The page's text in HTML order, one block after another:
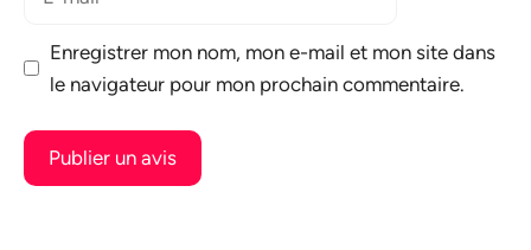
Enregistrer mon nom, mon e-mail et mon site dans
le navigateur pour mon prochain commentaire.